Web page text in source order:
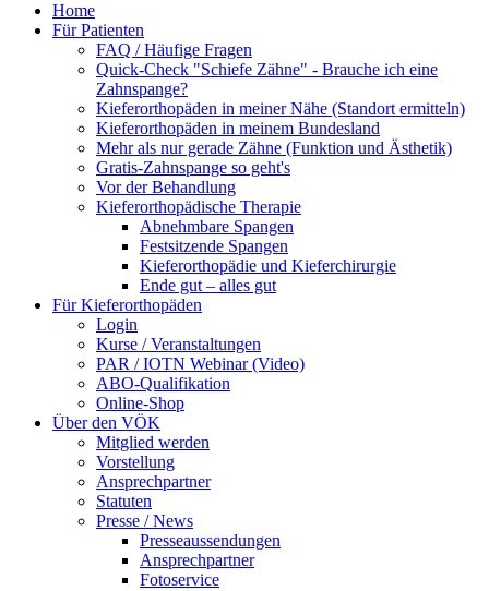
Home
Für Patienten
FAQ / Häufige Fragen
Quick-Check "Schiefe Zähne" - Brauche ich eine
Zahnspange?
Kieferorthopäden in meiner Nähe (Standort ermitteln)
Kieferorthopäden in meinem Bundesland
Mehr als nur gerade Zähne (Funktion und Ästhetik)
Gratis-Zahnspange so geht's
Vor der Behandlung
Kieferorthopädische Therapie
Abnehmbare Spangen
Festsitzende Spangen
Kieferorthopädie und Kieferchirurgie
Ende gut – alles gut
Für Kieferorthopäden
Login
Kurse / Veranstaltungen
PAR / IOTN Webinar (Video)
ABO-Qualifikation
Online-Shop
Über den VÖK
Mitglied werden
Vorstellung
Ansprechpartner
Statuten
Presse / News
Presseaussendungen
Ansprechpartner
Fotoservice